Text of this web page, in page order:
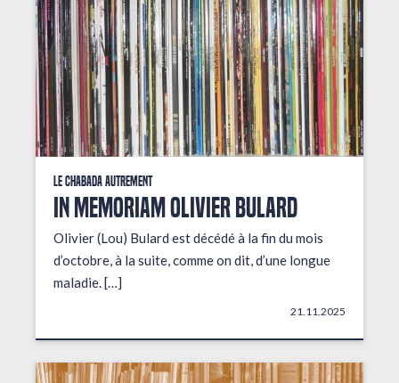
Le Chabada autrement
In Memoriam Olivier Bulard
Olivier (Lou) Bulard est décédé à la fin du mois
d’octobre, à la suite, comme on dit, d’une longue
maladie. […]
21.11.2025